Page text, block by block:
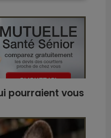
pourraient vous